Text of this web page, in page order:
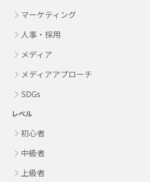
マーケティング
人事・採用
メディア
メディアアプローチ
SDGs
レベル
初心者
中級者
上級者